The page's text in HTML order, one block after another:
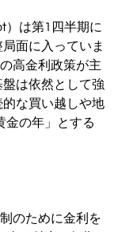
）は第1四半期に
面に入っていま
高金利政策が主
は依然として強
な買い越しや地
金の年」とする
のために金利を